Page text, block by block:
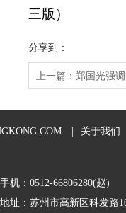
三版）
分享到：
上一篇： 郑国光强
关于我们
手机：0512-66806280(赵)
地址：苏州市高新区科发路